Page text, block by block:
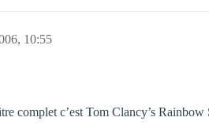
10:55
complet c’est Tom Clancy’s